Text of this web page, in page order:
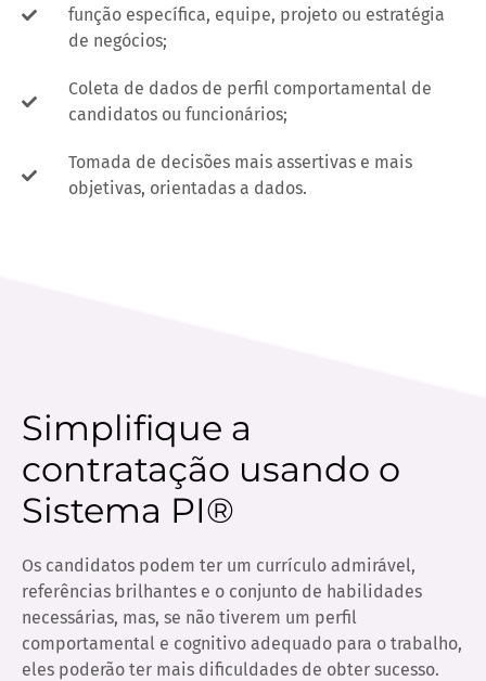
função específica, equipe, projeto ou estratégia
de negócios;
Coleta de dados de perfil comportamental de
candidatos ou funcionários;
Tomada de decisões mais assertivas e mais
objetivas, orientadas a dados.
Simplifique a
contratação usando o
Sistema PI®
Os candidatos podem ter um currículo admirável,
referências brilhantes e o conjunto de habilidades
necessárias, mas, se não tiverem um perfil
comportamental e cognitivo adequado para o trabalho,
eles poderão ter mais dificuldades de obter sucesso.